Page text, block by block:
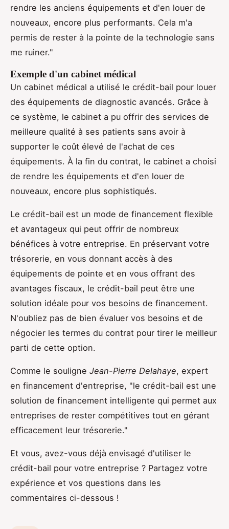
rendre les anciens équipements et d'en louer de
nouveaux, encore plus performants. Cela m'a
permis de rester à la pointe de la technologie sans
me ruiner."
Exemple d'un cabinet médical
Un cabinet médical a utilisé le crédit-bail pour louer
des équipements de diagnostic avancés. Grâce à
ce système, le cabinet a pu offrir des services de
meilleure qualité à ses patients sans avoir à
supporter le coût élevé de l'achat de ces
équipements. À la fin du contrat, le cabinet a choisi
de rendre les équipements et d'en louer de
nouveaux, encore plus sophistiqués.
Le crédit-bail est un mode de financement flexible
et avantageux qui peut offrir de nombreux
bénéfices à votre entreprise. En préservant votre
trésorerie, en vous donnant accès à des
équipements de pointe et en vous offrant des
avantages fiscaux, le crédit-bail peut être une
solution idéale pour vos besoins de financement.
N'oubliez pas de bien évaluer vos besoins et de
négocier les termes du contrat pour tirer le meilleur
parti de cette option.
Comme le souligne Jean-Pierre Delahaye, expert
en financement d'entreprise, "le crédit-bail est une
solution de financement intelligente qui permet aux
entreprises de rester compétitives tout en gérant
efficacement leur trésorerie."
Et vous, avez-vous déjà envisagé d'utiliser le
crédit-bail pour votre entreprise ? Partagez votre
expérience et vos questions dans les
commentaires ci-dessous !